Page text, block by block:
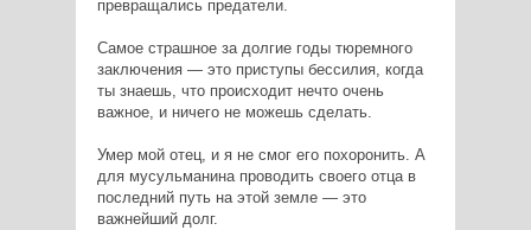
превращались предатели.
Самое страшное за долгие годы тюремного
заключения — это приступы бессилия, когда
ты знаешь, что происходит нечто очень
важное, и ничего не можешь сделать.
Умер мой отец, и я не смог его похоронить. А
для мусульманина проводить своего отца в
последний путь на этой земле — это
важнейший долг.